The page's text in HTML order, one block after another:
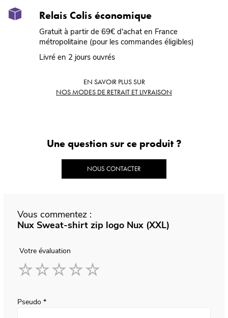
Relais Colis économique
Gratuit à partir de 69€ d'achat en France
métropolitaine (pour les commandes éligibles)
Livré en 2 jours ouvrés
EN SAVOIR PLUS SUR
NOS MODES DE RETRAIT ET LIVRAISON
Une question sur ce produit ?
NOUS CONTACTER
Vous commentez :
Nux Sweat-shirt zip logo Nux (XXL)
Votre évaluation
Pseudo